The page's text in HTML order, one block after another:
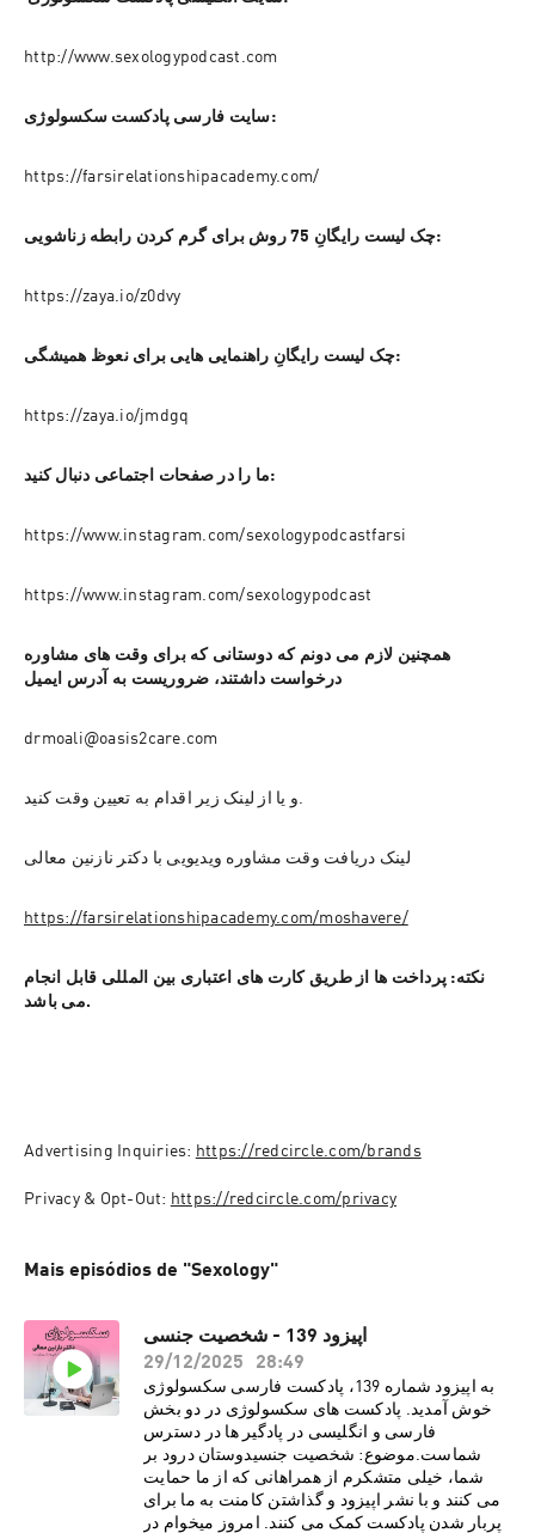
http://www.sexologypodcast.com
سایت فارسی پادکست سکسولوژی:
https://farsirelationshipacademy.com/
چک لیست رایگانِ 75 روش برای گرم کردن رابطه زناشویی:
https://zaya.io/z0dvy
چک لیست رایگانِ راهنمایی هایی برای نعوظ همیشگی:
https://zaya.io/jmdgq
ما را در صفحات اجتماعی دنبال کنید:
https://www.instagram.com/sexologypodcastfarsi
https://www.instagram.com/sexologypodcast
همچنین لازم می دونم که دوستانی که برای وقت های مشاوره
درخواست داشتند، ضروریست به آدرس ایمیل
drmoali@oasis2care.com
و یا از لینک زیر اقدام به تعیین وقت کنید.
لینک دریافت وقت مشاوره ویدیویی با دکتر نازنین معالی
https://farsirelationshipacademy.com/moshavere/
نکته: پرداخت ها از طریق کارت های اعتباری بین المللی قابل انجام
می باشد.
Advertising Inquiries: https://redcircle.com/brands
Privacy & Opt-Out: https://redcircle.com/privacy
Mais episódios de "Sexology"
اپیزود 139 - شخصیت جنسی
29/12/2025
28:49
به اپیزود شماره 139، پادکست فارسی سکسولوژی
خوش آمدید. پادکست های سکسولوژی در دو بخش
فارسی و انگلیسی در پادگیر ها در دسترس
شماست.موضوع: شخصیت جنسیدوستان درود بر
شما، خیلی متشکرم از همراهانی که از ما حمایت
می کنند و با نشر اپیزود و گذاشتن کامنت به ما برای
پربار شدن پادکست کمک می کنند. امروز میخوام در